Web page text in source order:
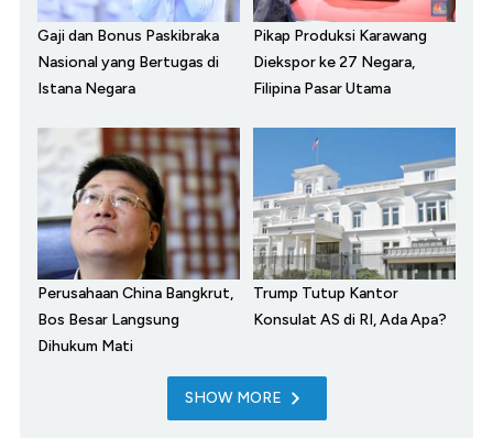
Gaji dan Bonus Paskibraka
Nasional yang Bertugas di
Istana Negara
Pikap Produksi Karawang
Diekspor ke 27 Negara,
Filipina Pasar Utama
Perusahaan China Bangkrut,
Bos Besar Langsung
Dihukum Mati
Trump Tutup Kantor
Konsulat AS di RI, Ada Apa?
SHOW MORE